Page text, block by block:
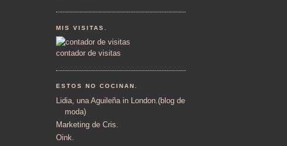
MIS VISITAS.
contador de visitas
ESTOS NO COCINAN.
Lidia, una Aguileña in London.(blog de
moda)
Marketing de Cris.
Oink.